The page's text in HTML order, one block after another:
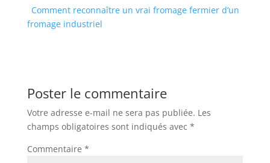
Comment reconnaître un vrai fromage fermier d’un
fromage industriel
Poster le commentaire
Votre adresse e-mail ne sera pas publiée. Les
champs obligatoires sont indiqués avec *
Commentaire *